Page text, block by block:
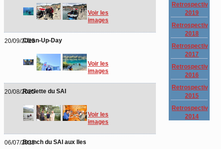
Voir les
images
20/09/2025Clean-Up-Day
Voir les
images
20/08/2025Raclette du SAI
Voir les
images
06/07/2025Brunch du SAI aux Iles
Retrospective
2019
Retrospective
2018
Retrospective
2017
Retrospective
2016
Retrospective
2015
Retrospective
2014